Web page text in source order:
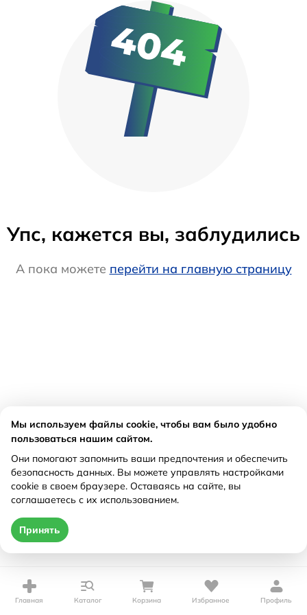
Упс, кажется вы, заблудились
А пока можете перейти на главную страницу
Главная Каталог Корзина Избранное Профиль
Мы используем файлы cookie, чтобы вам было удобно
пользоваться нашим сайтом.
Они помогают запомнить ваши предпочтения и обеспечить
безопасность данных. Вы можете управлять настройками
cookie в своем браузере. Оставаясь на сайте, вы
соглашаетесь с их использованием.
Принять